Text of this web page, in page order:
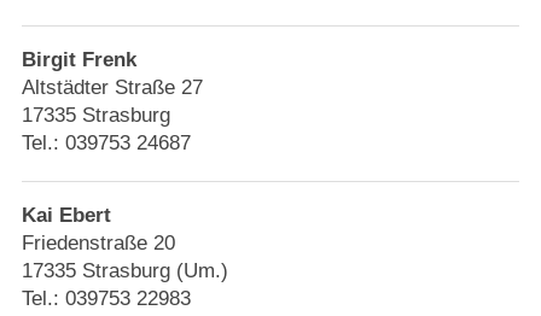
Willkommen in Strasburg (Uckermark)
Strasburger Ehrenamtspreis „SBG“
Welcome to Strasburg (Uckermark)
Ласкаво просимо до Штрасбурга (Уккермарк)
مرحبًا بكم في شتراسبورغ (أوكرمارك)
Birgit Frenk
Altstädter Straße 27
17335 Strasburg
Tel.: 039753 24687
Kai Ebert
Friedenstraße 20
17335 Strasburg (Um.)
Tel.: 039753 22983